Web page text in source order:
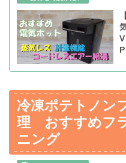
冷凍ポテトノン
理 おすすめフ
ニング